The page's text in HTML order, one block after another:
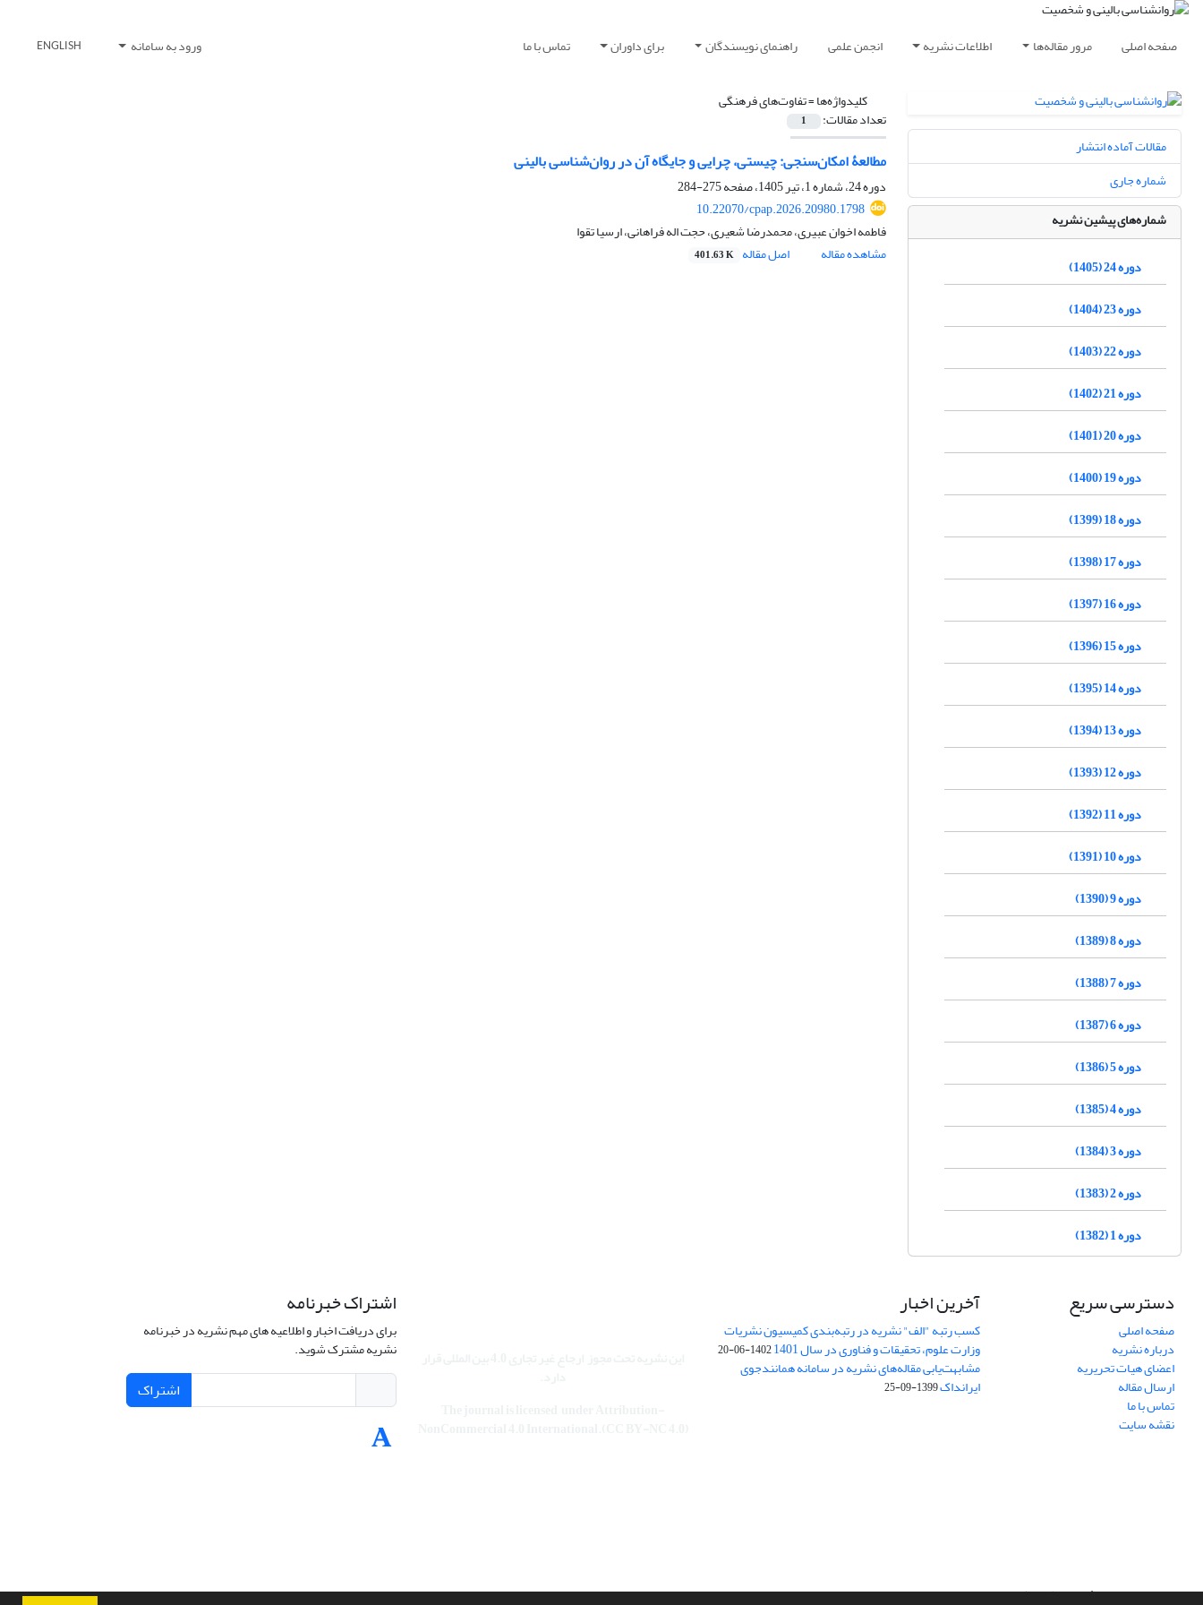
صفحه اصلی مرور مقاله‌ها اطلاعات نشریه انجمن علمی راهنمای نویسندگان برای داوران تماس با ما ورود به سامانه ENGLISH
کلیدواژه‌ها =تفاوت‌های فرهنگی
تعداد مقالات: 1
مطالعۀ امکان‌سنجی: چیستی، چرایی و جایگاه آن در روان‌شناسی بالینی
دوره 24، شماره 1، تیر 1405، صفحه
275-284
10.22070/cpap.2026.20980.1798
فاطمه اخوان عبیری، محمدرضا شعیری، حجت اله فراهانی، ارسیا تقوا
مشاهده مقاله
اصل مقاله 401.63 K
مقالات آماده انتشار
شماره جاری
شماره‌های پیشین نشریه
دوره 24 (1405)
دوره 23 (1404)
دوره 22 (1403)
دوره 21 (1402)
دوره 20 (1401)
دوره 19 (1400)
دوره 18 (1399)
دوره 17 (1398)
دوره 16 (1397)
دوره 15 (1396)
دوره 14 (1395)
دوره 13 (1394)
دوره 12 (1393)
دوره 11 (1392)
دوره 10 (1391)
دوره 9 (1390)
دوره 8 (1389)
دوره 7 (1388)
دوره 6 (1387)
دوره 5 (1386)
دوره 4 (1385)
دوره 3 (1384)
دوره 2 (1383)
دوره 1 (1382)
دسترسی سریع
صفحه اصلی
درباره نشریه
اعضای هیات تحریریه
ارسال مقاله
تماس با ما
نقشه سایت
آخرین اخبار
کسب رتبه "الف" نشریه در رتبه‌بندی کمیسیون نشریات
وزارت علوم، تحقیقات و فناوری در سال 1401 1402-06-20
مشابهت‌یابی مقاله‌های نشریه در سامانه همانندجوی
ایرانداک1399-09-25
اشتراک خبرنامه
برای دریافت اخبار و اطلاعیه های مهم نشریه در خبرنامه
نشریه مشترک شوید.
اشتراک
سامانه مدیریت نشریات علمی.طراحی و پیاده سازی ازسیناوب